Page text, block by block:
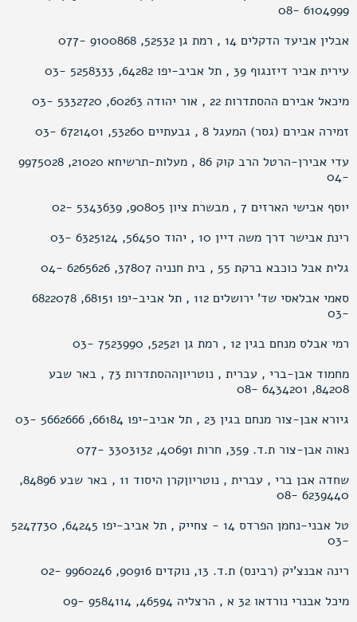
6104999 -08
אבלין אביעד הדקלים 14 , רמת גן 52532, 9100868 -077
עירית אביר דיזנגוף 39 , תל אביב-יפו 64282, 5258333 -03
מיכאל אבירם ההסתדרות 22 , אור יהודה 60263, 5332720 -03
זמירה אבירם (גסר) המעגל 8 , גבעתיים 53260, 6721401 -03
עדי אבירן-הרטל הרב קוק 86 , מעלות-תרשיחא 21020, 9975028
-04
יוסף אבישי הארזים 7 , מבשרת ציון 90805, 5343639 -02
רינת אבישר דרך משה דיין 10 , יהוד 56450, 6325124 -03
גלית אבל כוכבא ברקת 55 , בית חנניה 37807, 6265626 -04
סאמי אבלאסי שד’ ירושלים 112 , תל אביב-יפו 68151, 6822078
-03
רמי אבלס מנחם בגין 12 , רמת גן 52521, 7523990 -03
מחמוד אבן-ברי , עברית , נוטריוןההסתדרות 73 , באר שבע
84208, 6434201 -08
גיורא אבן-צור מנחם בגין 23 , תל אביב-יפו 66184, 5662666 -03
נאוה אבן-צור ת.ד. 359, חרות 40691, 3303132 -077
שחדה אבן ברי , עברית , נוטריוןקרן היסוד 11 , באר שבע 84896,
6239440 -08
טל אבני-נחמן הפרדס 14 - צחייק , תל אביב-יפו 64245, 5247730
-03
רינה אבנצ’יק (רבינס) ת.ד. 13, נוקדים 90916, 9960246 -02
מיכל אבנרי נורדאו 32 א , הרצליה 46594, 9584114 -09